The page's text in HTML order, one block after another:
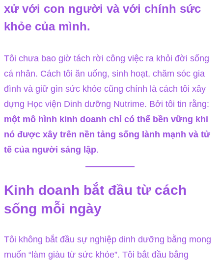
xử với con người và với chính sức
khỏe của mình.
Tôi chưa bao giờ tách rời công việc ra khỏi đời sống
cá nhân. Cách tôi ăn uống, sinh hoạt, chăm sóc gia
đình và giữ gìn sức khỏe cũng chính là cách tôi xây
dựng Học viện Dinh dưỡng Nutrime. Bởi tôi tin rằng:
một mô hình kinh doanh chỉ có thể bền vững khi
nó được xây trên nền tảng sống lành mạnh và tử
tế của người sáng lập.
Kinh doanh bắt đầu từ cách
sống mỗi ngày
Tôi không bắt đầu sự nghiệp dinh dưỡng bằng mong
muốn “làm giàu từ sức khỏe”. Tôi bắt đầu bằng